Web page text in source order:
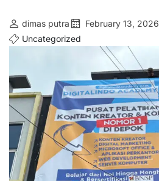
dimas putra February 13, 2026
Uncategorized